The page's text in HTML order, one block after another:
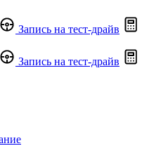
Запись на тест-драйв
Запись на тест-драйв